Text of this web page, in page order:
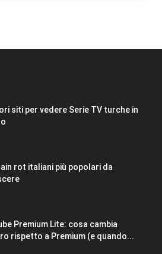
siti per vedere Serie TV turche in
rot italiani più popolari da
Premium Lite: cosa cambia
rispetto a Premium (e quando...